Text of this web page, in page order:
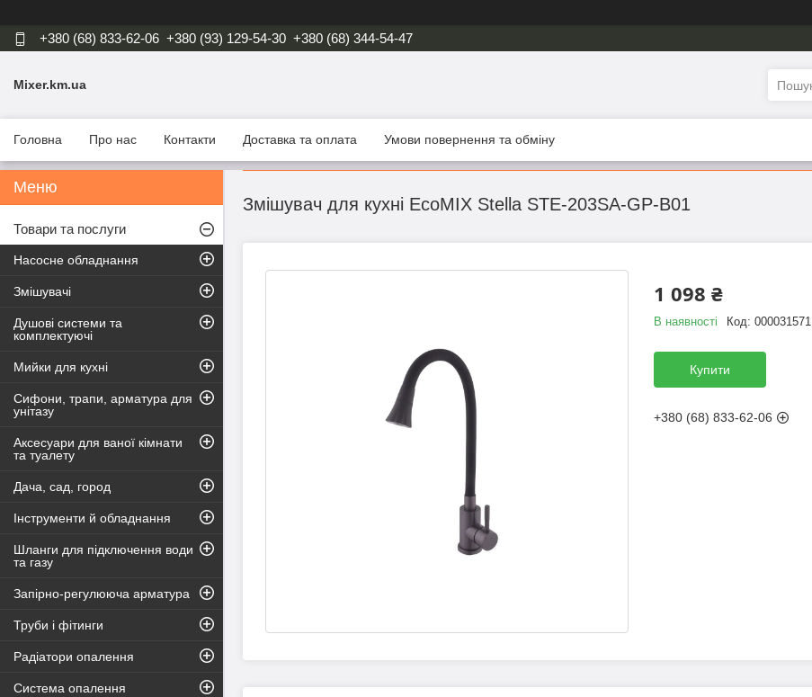
+380 (68) 833-62-06 +380 (93) 129-54-30 +380 (68) 344-54-47
Mixer.km.ua
Головна Про нас Контакти Доставка та оплата Умови повернення та обміну
Змішувач для кухні EcoMIX Stella STE-203SA-GP-B01
1 098 ₴
В наявності Код: 000031571
Купити
+380 (68) 833-62-06
Товари та послуги
Насосне обладнання
Змішувачі
Душові системи та
комплектуючі
Мийки для кухні
Сифони, трапи, арматура для
унітазу
Аксесуари для ваної кімнати
та туалету
Дача, сад, город
Інструменти й обладнання
Шланги для підключення води
та газу
Запірно-регулююча арматура
Труби і фітинги
Радіатори опалення
Система опалення